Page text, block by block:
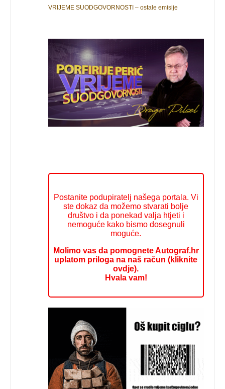
VRIJEME SUODGOVORNOSTI – ostale emisije
Postanite podupiratelj našega portala. Vi
ste dokaz da možemo stvarati bolje
društvo i da ponekad valja htjeti i
nemoguće kako bismo dosegnuli
moguće.
Molimo vas da pomognete Autograf.hr
uplatom priloga na naš račun (kliknite
ovdje).
Hvala vam!